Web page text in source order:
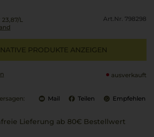
23,87/L
Art.Nr. 798298
PRODUKTE ANZEIGEN
ausverkauft
Mail Teilen Empfehlen
Lieferung ab 80€ Bestellwert